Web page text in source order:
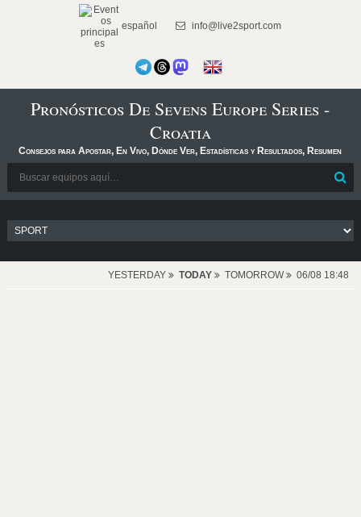
español info@live2sport.com
Pronósticos De Sevens Europe Series -
Croatia
Consejos para Apostar, En Vivo, Dónde Ver, Estadísticas y Resultados, Resumen
YESTERDAY TODAY TOMORROW 06/08 18:48